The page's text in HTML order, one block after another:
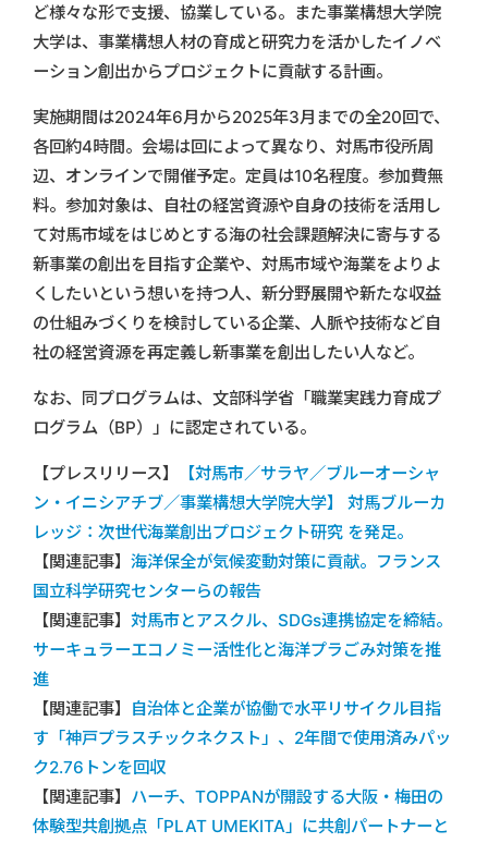
ど様々な形で支援、協業している。また事業構想大学院
大学は、事業構想人材の育成と研究力を活かしたイノベ
ーション創出からプロジェクトに貢献する計画。
実施期間は2024年6月から2025年3月までの全20回で、
各回約4時間。会場は回によって異なり、対馬市役所周
辺、オンラインで開催予定。定員は10名程度。参加費無
料。参加対象は、自社の経営資源や自身の技術を活用し
て対馬市域をはじめとする海の社会課題解決に寄与する
新事業の創出を目指す企業や、対馬市域や海業をよりよ
くしたいという想いを持つ人、新分野展開や新たな収益
の仕組みづくりを検討している企業、人脈や技術など自
社の経営資源を再定義し新事業を創出したい人など。
なお、同プログラムは、文部科学省「職業実践力育成プ
ログラム（BP）」に認定されている。
【プレスリリース】
【対馬市／サラヤ／ブルーオーシャ
ン・イニシアチブ／事業構想大学院大学】 対馬ブルーカ
レッジ：次世代海業創出プロジェクト研究 を発足。
【関連記事】 海洋保全が気候変動対策に貢献。フランス
国立科学研究センターらの報告
【関連記事】 対馬市とアスクル、SDGs連携協定を締結。
サーキュラーエコノミー活性化と海洋プラごみ対策を推
進
【関連記事】
自治体と企業が協働で水平リサイクル目指
す「神戸プラスチックネクスト」、2年間で使用済みパッ
ク2.76トンを回収
【関連記事】 ハーチ、TOPPANが開設する大阪・梅田の
体験型共創拠点「PLAT UMEKITA」に共創パートナーと